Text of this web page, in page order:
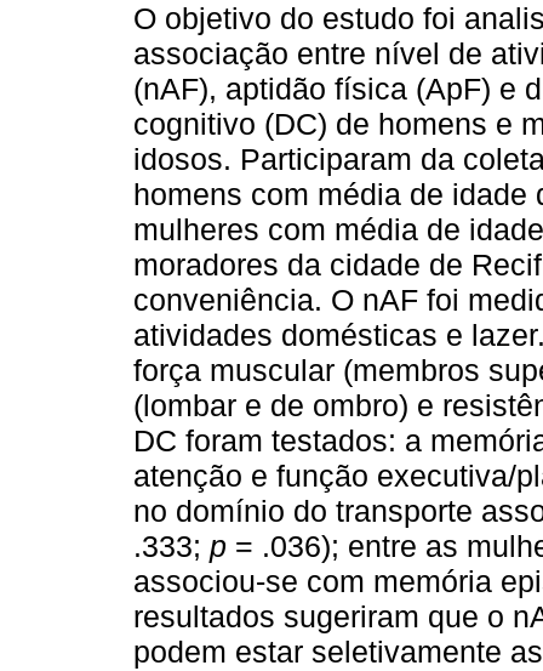
O objetivo do estudo foi
associação entre nível de
(nAF), aptidão física (ApF) e
cognitivo (DC) de homens e
idosos. Participaram da
homens com média de idade
mulheres com média de
moradores da cidade de
conveniência. O nAF foi
atividades domésticas e
força muscular (membros
(lombar e de ombro) e
DC foram testados: a
atenção e função executiva/
no domínio do transporte
.333; p = .036); entre as
associou-se com memória
resultados sugeriram que o
podem estar seletivamente